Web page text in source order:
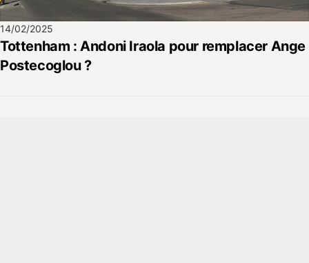
14/02/2025
Tottenham : Andoni Iraola pour remplacer Ange
Postecoglou ?